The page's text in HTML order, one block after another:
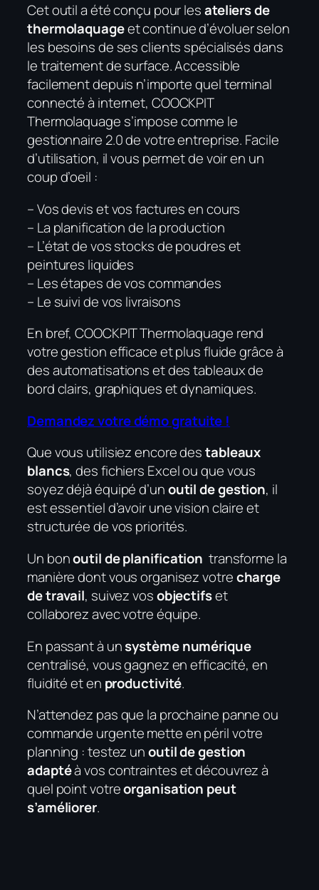
Cet outil a été conçu pour lesateliers de
thermolaquageet continue d’évoluer selon
les besoins de ses clients spécialisés dans
le traitement de surface. Accessible
facilement depuis n’importe quel terminal
connecté à internet, COOCKPIT
Thermolaquage s’impose comme le
gestionnaire 2.0 de votre entreprise. Facile
d’utilisation, il vous permet de voir en un
coup d’oeil :
– Vos devis et vos factures en cours
– La planification de la production
– L’état de vos stocks de poudres et
peintures liquides
– Les étapes de vos commandes
– Le suivi de vos livraisons
En bref, COOCKPIT Thermolaquage rend
votre gestion efficace et plus fluide grâce à
des automatisations et des tableaux de
bord clairs, graphiques et dynamiques.
Demandez votre démo gratuite !
Que vous utilisiez encore destableaux
blancs, des fichiers Excel ou que vous
soyez déjà équipé d’unoutil de gestion, il
est essentiel d’avoir une vision claire et
structurée de vos priorités.
Un bonoutil de planification transforme la
manière dont vous organisez votrecharge
de travail, suivez vosobjectifset
collaborez avec votre équipe.
En passant à unsystème numérique
centralisé, vous gagnez en efficacité, en
fluidité et en productivité.
N’attendez pas que la prochaine panne ou
commande urgente mette en péril votre
planning : testez unoutil de gestion
adaptéà vos contraintes et découvrez à
quel point votreorganisation peut
s’améliorer.